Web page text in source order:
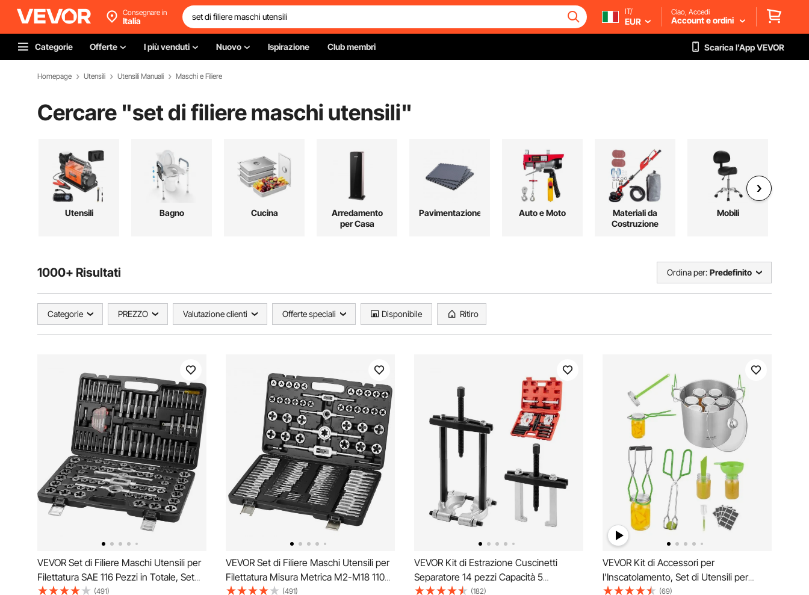
Consegnare in
Italia
IT/
EUR
Ciao, Accedi
Account e ordini
Categorie Offerte I più venduti Nuovo Ispirazione Club membri Scarica l'App VEVOR
Homepage Utensili Utensili Manuali Maschi e Filiere
Cercare "set di filiere maschi utensili"
Utensili Bagno Cucina
Arredamento
per Casa
Pavimentazione Auto e Moto
Materiali da
Costruzione
Mobili
1000+ Risultati Ordina per: Predefinito
Categorie PREZZO Valutazione clienti Offerte speciali Disponibile Ritiro
VEVOR Set di Filiere Maschi Utensili per
Filettatura SAE 116 Pezzi in Totale, Set
per Rubinetti Matrici in Lega di Zinco
(491)
VEVOR Set di Filiere Maschi Utensili per
Filettatura Misura Metrica M2-M18 110
Pezzi in Totale, Set per Rubinetti Matrici
(491)
VEVOR Kit di Estrazione Cuscinetti
Separatore 14 pezzi Capacità 5
Tonnellate, Kit di Rimozione Cuscinetti a
(182)
VEVOR Kit di Accessori per
l'Inscatolamento, Set di Utensili per
l'Inscatolamento 9 Pezzi, Set di Base per
(69)